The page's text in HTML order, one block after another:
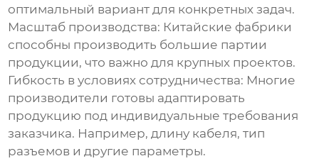
оптимальный вариант для конкретных задач.
Масштаб производства: Китайские фабрики
способны производить большие партии
продукции, что важно для крупных проектов.
Гибкость в условиях сотрудничества: Многие
производители готовы адаптировать
продукцию под индивидуальные требования
заказчика. Например, длину кабеля, тип
разъемов и другие параметры.